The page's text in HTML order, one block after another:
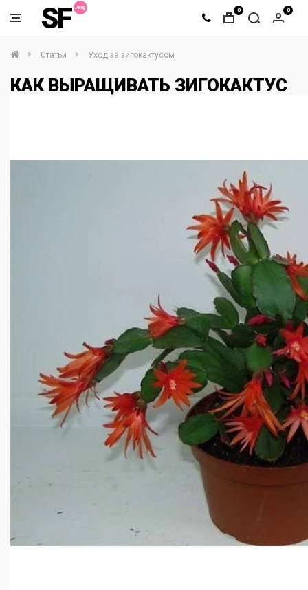
SF 0 0
Статьи Уход за зигокактусом
КАК ВЫРАЩИВАТЬ ЗИГОКАКТУС